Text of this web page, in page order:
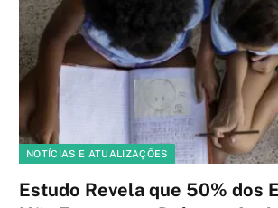
NOTÍCIAS E ATUALIZAÇÕES
Estudo Revela que 50% dos